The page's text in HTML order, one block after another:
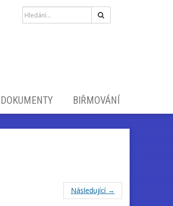
DOKUMENTY BIŘMOVÁNÍ
Následující →